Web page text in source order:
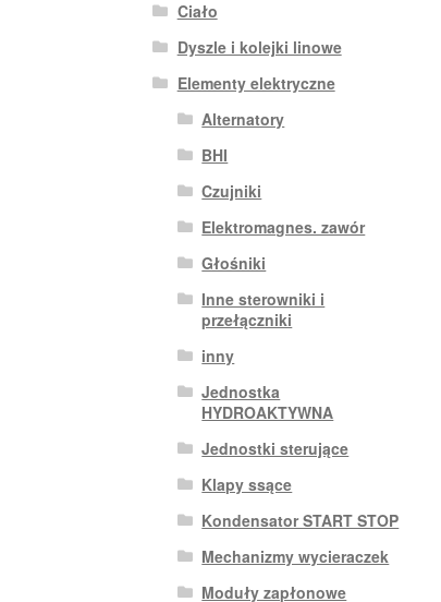
Ciało
Dyszle i kolejki linowe
Elementy elektryczne
Alternatory
BHI
Czujniki
Elektromagnes. zawór
Głośniki
Inne sterowniki i
przełączniki
inny
Jednostka
HYDROAKTYWNA
Jednostki sterujące
Klapy ssące
Kondensator START STOP
Mechanizmy wycieraczek
Moduły zapłonowe